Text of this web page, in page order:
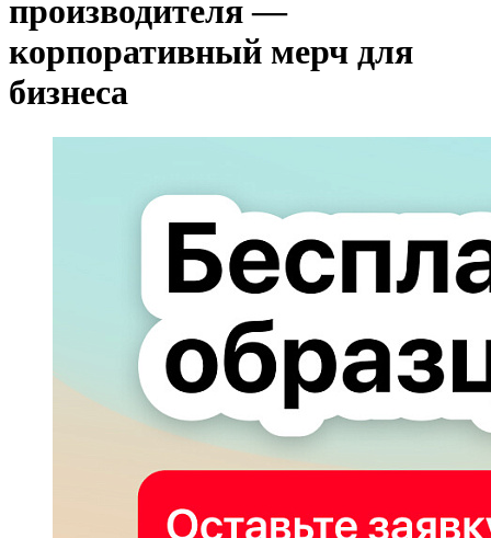
производителя —
корпоративный мерч для
бизнеса